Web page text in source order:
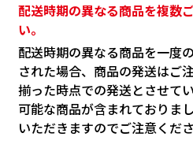
配送時期の異なる商品を複数
い。
配送時期の異なる商品を一度
された場合、商品の発送はご
揃った時点での発送とさせて
可能な商品が含まれておりま
いただきますのでご注意くださ